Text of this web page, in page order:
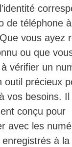
de téléphone
vous ayez
ou que
vérifier un
outil précieux
vos besoins. Il
conçu pour
avec les
à la